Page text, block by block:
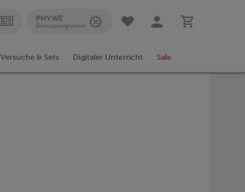
PHYWE
Bonusprogramm
Versuche & Sets Digitaler Unterricht Sale